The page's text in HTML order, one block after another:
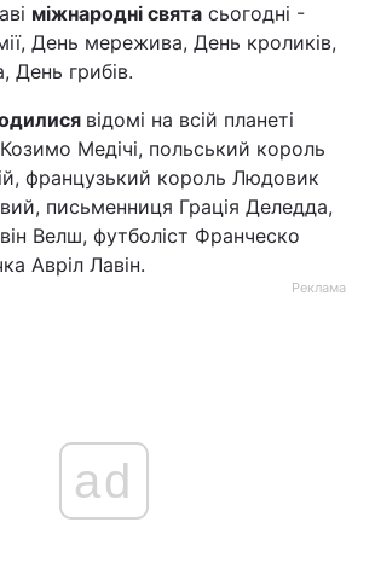
міжнародні свята сьогодні -
День мережива, День кроликів,
День грибів.
відомі на всій планеті
Медічі, польський король
французький король Людовик
письменниця Грація Деледда,
Велш, футболіст Франческо
Авріл Лавін.
Реклама
ad